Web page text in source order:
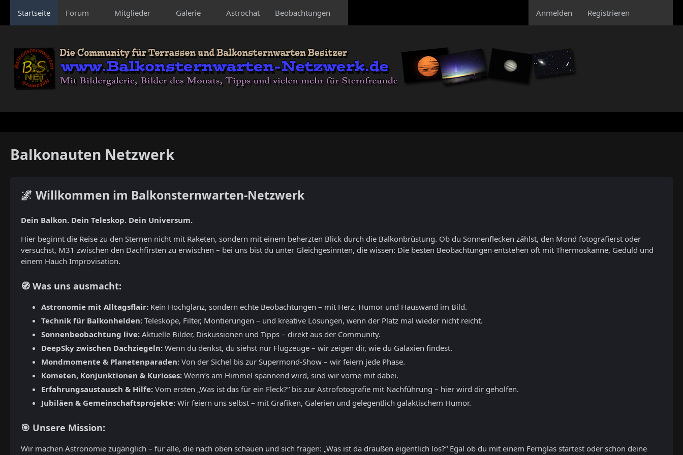
Startseite Forum Mitglieder Galerie Astrochat Beobachtungen Anmelden Registrieren
Balkonauten Netzwerk
🌌 Willkommen im Balkonsternwarten-Netzwerk
Dein Balkon. Dein Teleskop. Dein Universum.
Hier beginnt die Reise zu den Sternen nicht mit Raketen, sondern mit einem beherzten Blick durch die Balkonbrüstung. Ob du Sonnenflecken zählst, den Mond fotografierst oder
versuchst, M31 zwischen den Dachfirsten zu erwischen – bei uns bist du unter Gleichgesinnten, die wissen: Die besten Beobachtungen entstehen oft mit Thermoskanne, Geduld und
einem Hauch Improvisation.
🧭 Was uns ausmacht:
Astronomie mit Alltagsflair: Kein Hochglanz, sondern echte Beobachtungen – mit Herz, Humor und Hauswand im Bild.
Technik für Balkonhelden: Teleskope, Filter, Montierungen – und kreative Lösungen, wenn der Platz mal wieder nicht reicht.
Sonnenbeobachtung live: Aktuelle Bilder, Diskussionen und Tipps – direkt aus der Community.
DeepSky zwischen Dachziegeln: Wenn du denkst, du siehst nur Flugzeuge – wir zeigen dir, wie du Galaxien findest.
Mondmomente & Planetenparaden: Von der Sichel bis zur Supermond-Show – wir feiern jede Phase.
Kometen, Konjunktionen & Kurioses: Wenn’s am Himmel spannend wird, sind wir vorne mit dabei.
Erfahrungsaustausch & Hilfe: Vom ersten „Was ist das für ein Fleck?“ bis zur Astrofotografie mit Nachführung – hier wird dir geholfen.
Jubiläen & Gemeinschaftsprojekte: Wir feiern uns selbst – mit Grafiken, Galerien und gelegentlich galaktischem Humor.
🎯 Unsere Mission:
Wir machen Astronomie zugänglich – für alle, die nach oben schauen und sich fragen: „Was ist da draußen eigentlich los?“ Egal ob du mit einem Fernglas startest oder schon deine